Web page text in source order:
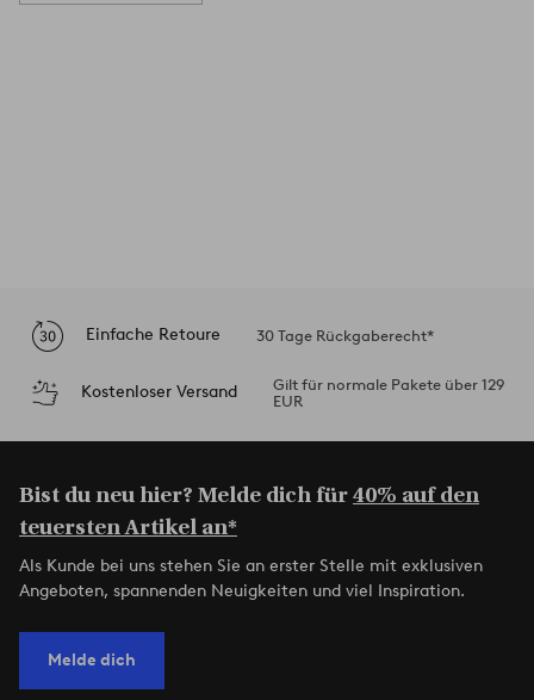
Einfache Retoure 30 Tage Rückgaberecht*
Kostenloser Versand
Gilt für normale Pakete über 129
EUR
Bist du neu hier? Melde dich für40% auf den
teuersten Artikel an*
Als Kunde bei uns stehen Sie an erster Stelle mit exklusiven
Angeboten, spannenden Neuigkeiten und viel Inspiration.
Melde dich